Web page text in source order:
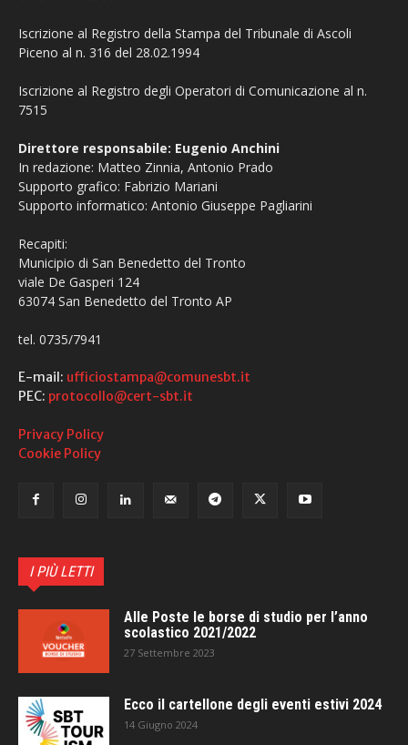
Iscrizione al Registro della Stampa del Tribunale di Ascoli
Piceno al n. 316 del 28.02.1994
Iscrizione al Registro degli Operatori di Comunicazione al n.
7515
Direttore responsabile: Eugenio Anchini
In redazione: Matteo Zinnia, Antonio Prado
Supporto grafico: Fabrizio Mariani
Supporto informatico: Antonio Giuseppe Pagliarini
Recapiti:
Municipio di San Benedetto del Tronto
viale De Gasperi 124
63074 San Benedetto del Tronto AP
tel. 0735/7941
E-mail: ufficiostampa@comunesbt.it
PEC: protocollo@cert-sbt.it
Privacy Policy
Cookie Policy
I PIÙ LETTI
Alle Poste le borse di studio per l’anno
scolastico 2021/2022
27 Settembre 2023
Ecco il cartellone degli eventi estivi 2024
14 Giugno 2024